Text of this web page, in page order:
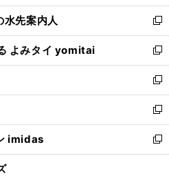
開
く
ン
ド
ウ
で
開
く
ウ
ィ
ン
ド
ウ
で
開
く
し
い
ウ
ィ
ン
ド
ウ
で
開
く
水先案内人
新
し
い
ウ
ィ
ン
ド
ウ
で
開
よみタイ yomitai
新
し
い
ウ
ィ
ン
ド
ウ
新
し
い
ウ
ィ
ン
新
し
い
ウ
imidas
新
し